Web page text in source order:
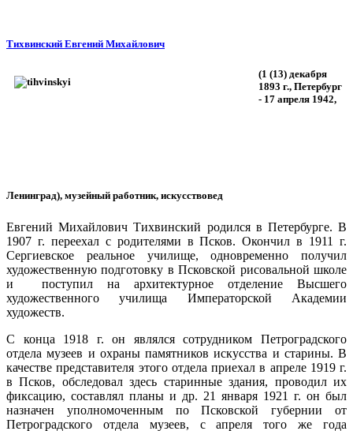
Тихвинский Евгений Михайлович
(1 (13) декабря
1893 г., Петербург
- 17 апреля 1942,
Ленинград), музейный работник, искусствовед
Евгений Михайлович Тихвинский родился в Петербурге. В
1907 г. переехал с родителями в Псков. Окончил в 1911 г.
Сергиевское реальное училище, одновременно получил
художественную подготовку в Псковской рисовальной школе
и поступил на архитектурное отделение Высшего
художественного училища Императорской Академии
художеств.
С конца 1918 г. он являлся сотрудником Петроградского
отдела музеев и охраны памятников искусства и старины. В
качестве представителя этого отдела приехал в апреле 1919 г.
в Псков, обследовал здесь старинные здания, проводил их
фиксацию, составлял планы и др. 21 января 1921 г. он был
назначен уполномоченным по Псковской губернии от
Петроградского отдела музеев, с апреля того же года